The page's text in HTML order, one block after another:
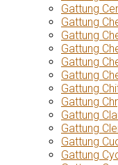
Gattung
Gattung
Gattung
Gattung
Gattung
Gattung
Gattung
Gattung
Gattung
Gattung
Gattung
Gattung